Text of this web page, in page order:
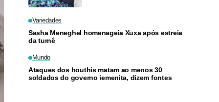
Variedades
Sasha Meneghel homenageia Xuxa após estreia
da turnê
Mundo
Ataques dos houthis matam ao menos 30
soldados do governo iemenita, dizem fontes